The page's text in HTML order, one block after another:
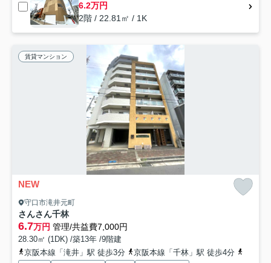
6.2万円
2階 / 22.81㎡ / 1K
賃貸マンション
NEW
守口市滝井元町
さんさん千林
6.7万円 管理/共益費7,000円
28.30㎡ (1DK) /築13年 /9階建
京阪本線「滝井」駅 徒歩3分
京阪本線「千林」駅 徒歩4分